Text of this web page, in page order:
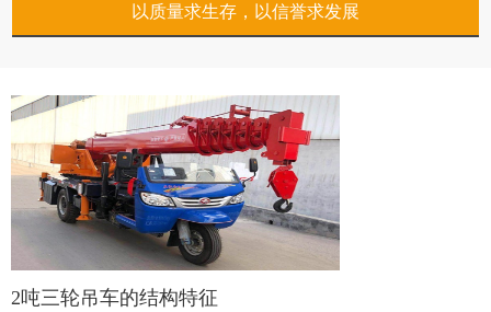
以质量求生存，以信誉求发展
2吨三轮吊车的结构特征